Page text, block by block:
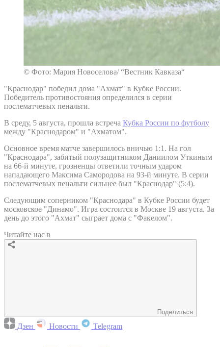
© Фото: Мария Новоселова/ “Вестник Кавказа“
"Краснодар" победил дома "Ахмат" в Кубке России.
Победитель противостояния определился в серии
послематчевых пенальти.
В среду, 5 августа, прошла встреча Кубка России по футболу
между "Краснодаром" и "Ахматом".
Основное время матче завершилось вничью 1:1. На гол
"Краснодара", забитый полузащитником Даниилом Уткиным
на 66-й минуте, грозненцы ответили точным ударом
нападающего Максима Самородова на 93-й минуте. В серии
послематчевых пенальти сильнее был "Краснодар" (5:4).
Следующим соперником "Краснодара" в Кубке России будет
московское "Динамо". Игра состоится в Москве 19 августа. За
день до этого "Ахмат" сыграет дома с "Факелом".
Читайте нас в
Поделиться
Дзен Новости Telegram